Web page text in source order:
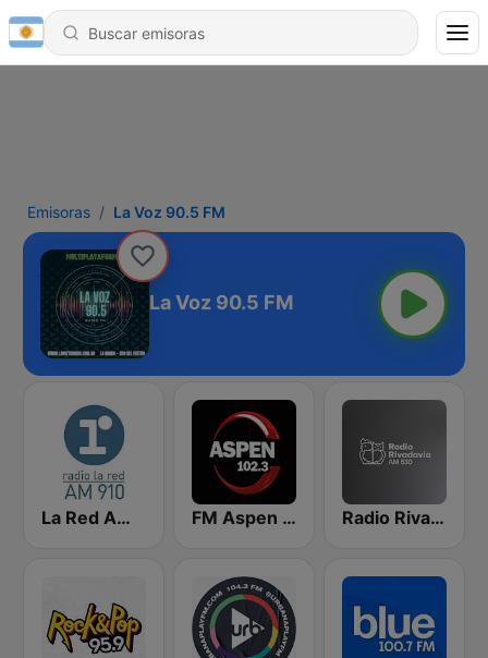
Emisoras La Voz 90.5 FM
La Voz 90.5 FM
La Red AM 910 FM Aspen 102.3 Radio Rivadavia 630 AM